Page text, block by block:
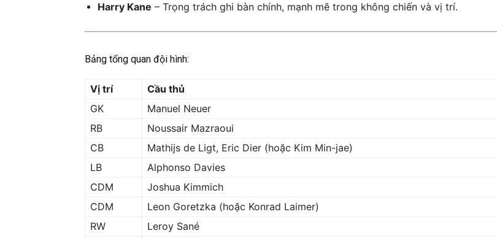
Harry Kane – Trọng trách ghi bàn chính, mạnh mẽ trong không chiến và vị trí.
Bảng tổng quan đội hình:
Vị trí
Cầu thủ
GK
Manuel Neuer
RB
Noussair Mazraoui
CB
Mathijs de Ligt, Eric Dier (hoặc Kim Min-jae)
LB
Alphonso Davies
CDM
Joshua Kimmich
CDM
Leon Goretzka (hoặc Konrad Laimer)
RW
Leroy Sané